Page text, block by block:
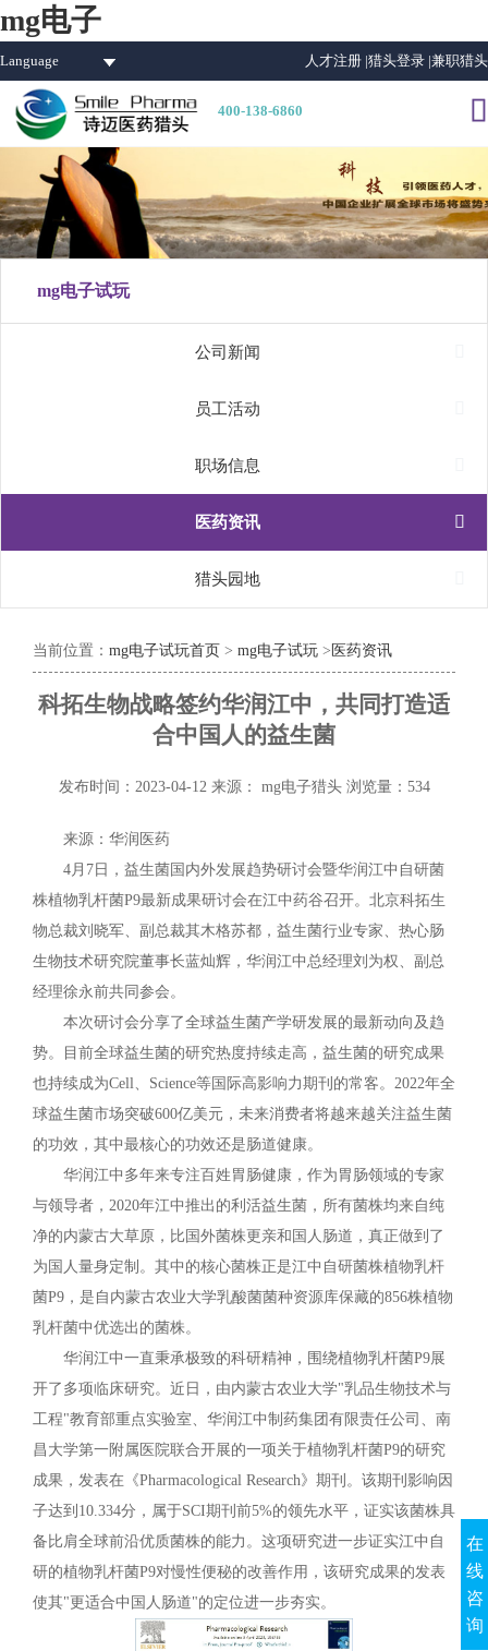
mg电子
Language 人才注册 |猎头登录 |兼职猎头
400-138-6860 
mg电子试玩
公司新闻
员工活动
职场信息
医药资讯 
猎头园地
当前位置： mg电子试玩首页 > mg电子试玩 > 医药资讯
科拓生物战略签约华润江中，共同打造适
合中国人的益生菌
发布时间：2023-04-12 来源： mg电子猎头 浏览量：534
来源：华润医药
4月7日，益生菌国内外发展趋势研讨会暨华润江中自研菌
株植物乳杆菌P9最新成果研讨会在江中药谷召开。北京科拓生
物总裁刘晓军、副总裁其木格苏都，益生菌行业专家、热心肠
生物技术研究院董事长蓝灿辉，华润江中总经理刘为权、副总
经理徐永前共同参会。
本次研讨会分享了全球益生菌产学研发展的最新动向及趋
势。目前全球益生菌的研究热度持续走高，益生菌的研究成果
也持续成为Cell、Science等国际高影响力期刊的常客。2022年全
球益生菌市场突破600亿美元，未来消费者将越来越关注益生菌
的功效，其中最核心的功效还是肠道健康。
华润江中多年来专注百姓胃肠健康，作为胃肠领域的专家
与领导者，2020年江中推出的利活益生菌，所有菌株均来自纯
净的内蒙古大草原，比国外菌株更亲和国人肠道，真正做到了
为国人量身定制。其中的核心菌株正是江中自研菌株植物乳杆
菌P9，是自内蒙古农业大学乳酸菌菌种资源库保藏的856株植物
乳杆菌中优选出的菌株。
华润江中一直秉承极致的科研精神，围绕植物乳杆菌P9展
开了多项临床研究。近日，由内蒙古农业大学"乳品生物技术与
工程"教育部重点实验室、华润江中制药集团有限责任公司、南
昌大学第一附属医院联合开展的一项关于植物乳杆菌P9的研究
成果，发表在《Pharmacological Research》期刊。该期刊影响因
子达到10.334分，属于SCI期刊前5%的领先水平，证实该菌株具
备比肩全球前沿优质菌株的能力。这项研究进一步证实江中自
研的植物乳杆菌P9对慢性便秘的改善作用，该研究成果的发表
使其"更适合中国人肠道"的定位进一步夯实。
在
线
咨
询